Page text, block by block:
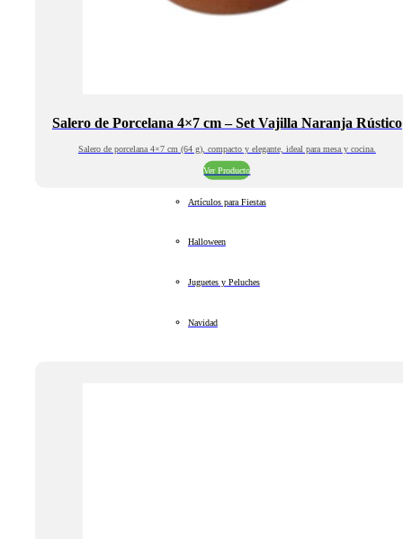
Salero de Porcelana 4×7 cm – Set Vajilla Naranja Rústico
Salero de porcelana 4×7 cm (64 g), compacto y elegante, ideal para mesa y cocina.
Ver Producto
Artículos para Fiestas
Halloween
Juguetes y Peluches
Navidad